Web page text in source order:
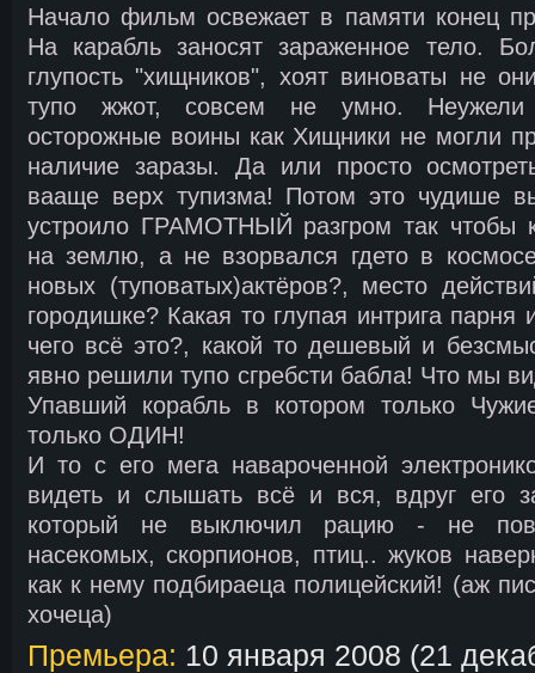
Начало фильм освежает в памяти конец
На карабль заносят зараженное тело.
глупость "хищников", хоят виноваты не
тупо жжот, совсем не умно.
осторожные воины как Хищники не могли
наличие заразы. Да или просто
вааще верх тупизма! Потом это чудише
устроило ГРАМОТНЫЙ разгром так чтобы
на землю, а не взорвался гдето в
новых (туповатых)актёров?, место
городишке? Какая то глупая интрига
чего всё это?, какой то дешевый и
явно решили тупо сгребсти бабла! Что мы
Упавший корабль в котором только
только ОДИН!
И то с его мега навароченной
видеть и слышать всё и вся, вдруг его
который не выключил рацию - не
насекомых, скорпионов, птиц.. жуков
как к нему подбираеца полицейский! (аж
хочеца)
Премьера: 10 января 2008 (21